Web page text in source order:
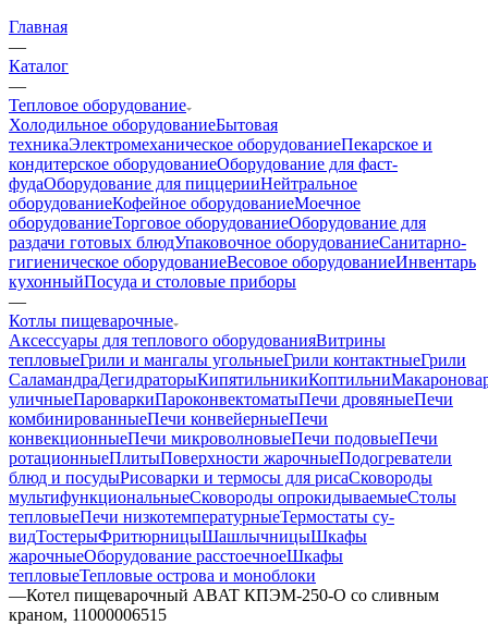
Главная
—
Каталог
—
Тепловое оборудование
Холодильное оборудованиеБытовая
техникаЭлектромеханическое оборудованиеПекарское и
кондитерское оборудованиеОборудование для фаст-
фудаОборудование для пиццерииНейтральное
оборудованиеКофейное оборудованиеМоечное
оборудованиеТорговое оборудованиеОборудование для
раздачи готовых блюдУпаковочное оборудованиеСанитарно-
гигиеническое оборудованиеВесовое оборудованиеИнвентарь
кухонныйПосуда и столовые приборы
—
Котлы пищеварочные
Аксессуары для теплового оборудованияВитрины
тепловыеГрили и мангалы угольныеГрили контактныеГрили
СаламандраДегидраторыКипятильникиКоптильни
уличныеПароваркиПароконвектоматыПечи дровяныеПечи
комбинированныеПечи конвейерныеПечи
конвекционныеПечи микроволновыеПечи подовыеПечи
ротационныеПлитыПоверхности жарочныеПодогреватели
блюд и посудыРисоварки и термосы для рисаСковороды
мультифункциональныеСковороды опрокидываемыеСтолы
тепловыеПечи низкотемпературныеТермостаты су-
видТостерыФритюрницыШашлычницыШкафы
жарочныеОборудование расстоечноеШкафы
тепловыеТепловые острова и моноблоки
—Котел пищеварочный ABAT КПЭМ-250-О со сливным
краном, 11000006515